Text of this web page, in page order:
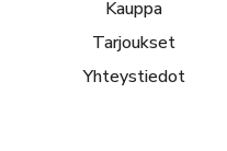
Kauppa
Tarjoukset
Yhteystiedot